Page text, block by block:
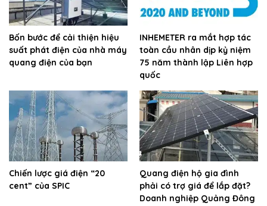
Bốn bước để cải thiện hiệu
suất phát điện của nhà máy
quang điện của bạn
INHEMETER ra mắt hợp tác
toàn cầu nhân dịp kỷ niệm
75 năm thành lập Liên hợp
quốc
Chiến lược giá điện “20
cent” của SPIC
Quang điện hộ gia đình
phải có trợ giá để lắp đặt?
Doanh nghiệp Quảng Đông